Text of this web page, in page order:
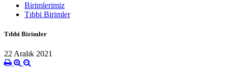
Birimlerimiz
Tıbbi Birimler
Tıbbi Birimler
22 Aralık 2021